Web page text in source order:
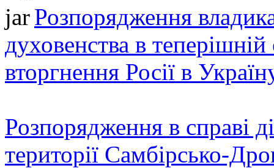
Розпорядження
духовенства в теперішній
вторгнення Росії в
Розпорядження в справі
території Самбірсько-